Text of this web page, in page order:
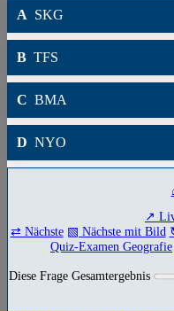
A SKG
B TFS
C BMA
D NYO
↗
⇄ Nächste ▧ Nächste mit Bild
Quiz-Examen Geografie
Diese Frage Gesamtergebnis